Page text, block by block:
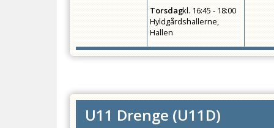
Torsdagkl. 16:45 - 18:00
Hyldgårdshallerne,
Hallen
U11 Drenge (U11D)